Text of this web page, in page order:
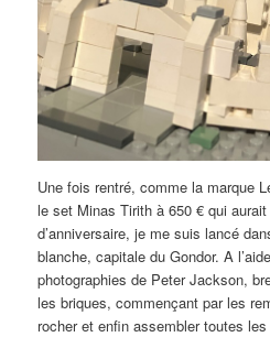
Une fois rentré, comme la marque
le set Minas Tirith à 650 € qui
d’anniversaire, je me suis lancé
blanche, capitale du Gondor. A
photographies de Peter Jackson,
les briques, commençant par les
rocher et enfin assembler toutes